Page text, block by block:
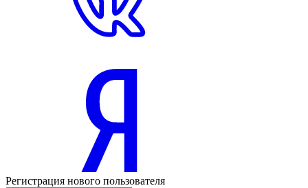
Регистрация нового пользователя